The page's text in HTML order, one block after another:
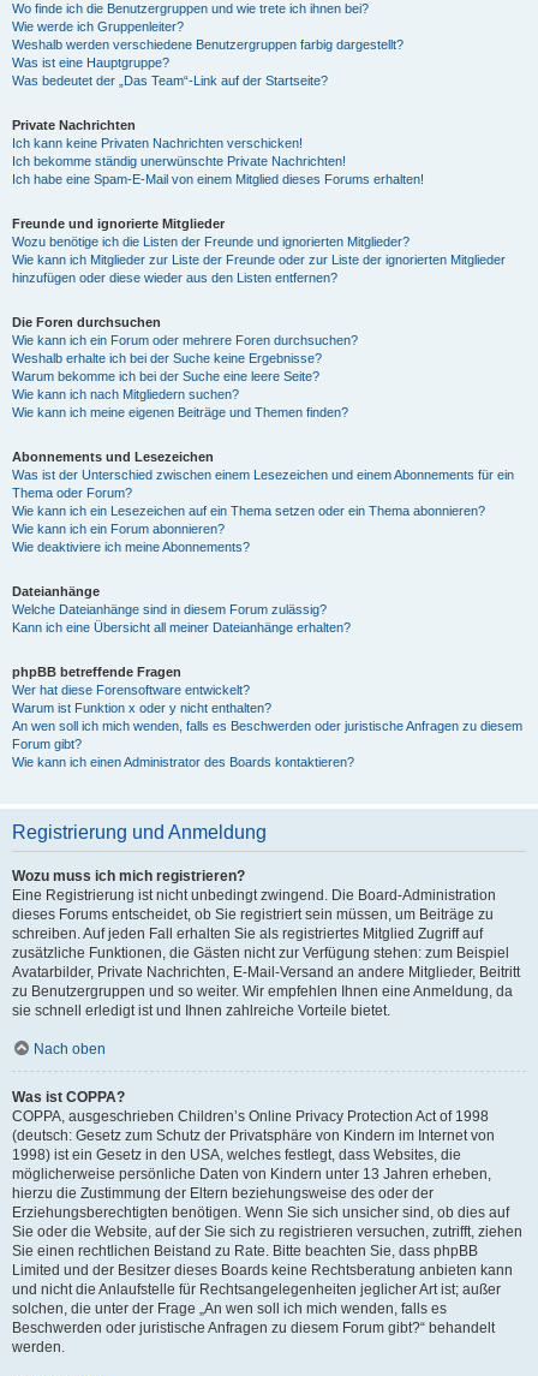
Wo finde ich die Benutzergruppen und wie trete ich ihnen bei?
Wie werde ich Gruppenleiter?
Weshalb werden verschiedene Benutzergruppen farbig dargestellt?
Was ist eine Hauptgruppe?
Was bedeutet der „Das Team“-Link auf der Startseite?
Private Nachrichten
Ich kann keine Privaten Nachrichten verschicken!
Ich bekomme ständig unerwünschte Private Nachrichten!
Ich habe eine Spam-E-Mail von einem Mitglied dieses Forums erhalten!
Freunde und ignorierte Mitglieder
Wozu benötige ich die Listen der Freunde und ignorierten Mitglieder?
Wie kann ich Mitglieder zur Liste der Freunde oder zur Liste der ignorierten Mitglieder
hinzufügen oder diese wieder aus den Listen entfernen?
Die Foren durchsuchen
Wie kann ich ein Forum oder mehrere Foren durchsuchen?
Weshalb erhalte ich bei der Suche keine Ergebnisse?
Warum bekomme ich bei der Suche eine leere Seite?
Wie kann ich nach Mitgliedern suchen?
Wie kann ich meine eigenen Beiträge und Themen finden?
Abonnements und Lesezeichen
Was ist der Unterschied zwischen einem Lesezeichen und einem Abonnements für ein
Thema oder Forum?
Wie kann ich ein Lesezeichen auf ein Thema setzen oder ein Thema abonnieren?
Wie kann ich ein Forum abonnieren?
Wie deaktiviere ich meine Abonnements?
Dateianhänge
Welche Dateianhänge sind in diesem Forum zulässig?
Kann ich eine Übersicht all meiner Dateianhänge erhalten?
phpBB betreffende Fragen
Wer hat diese Forensoftware entwickelt?
Warum ist Funktion x oder y nicht enthalten?
An wen soll ich mich wenden, falls es Beschwerden oder juristische Anfragen zu diesem
Forum gibt?
Wie kann ich einen Administrator des Boards kontaktieren?
Registrierung und Anmeldung
Wozu muss ich mich registrieren?
Eine Registrierung ist nicht unbedingt zwingend. Die Board-Administration
dieses Forums entscheidet, ob Sie registriert sein müssen, um Beiträge zu
schreiben. Auf jeden Fall erhalten Sie als registriertes Mitglied Zugriff auf
zusätzliche Funktionen, die Gästen nicht zur Verfügung stehen: zum Beispiel
Avatarbilder, Private Nachrichten, E-Mail-Versand an andere Mitglieder, Beitritt
zu Benutzergruppen und so weiter. Wir empfehlen Ihnen eine Anmeldung, da
sie schnell erledigt ist und Ihnen zahlreiche Vorteile bietet.
Nach oben
Was ist COPPA?
COPPA, ausgeschrieben Children’s Online Privacy Protection Act of 1998
(deutsch: Gesetz zum Schutz der Privatsphäre von Kindern im Internet von
1998) ist ein Gesetz in den USA, welches festlegt, dass Websites, die
möglicherweise persönliche Daten von Kindern unter 13 Jahren erheben,
hierzu die Zustimmung der Eltern beziehungsweise des oder der
Erziehungsberechtigten benötigen. Wenn Sie sich unsicher sind, ob dies auf
Sie oder die Website, auf der Sie sich zu registrieren versuchen, zutrifft, ziehen
Sie einen rechtlichen Beistand zu Rate. Bitte beachten Sie, dass phpBB
Limited und der Besitzer dieses Boards keine Rechtsberatung anbieten kann
und nicht die Anlaufstelle für Rechtsangelegenheiten jeglicher Art ist; außer
solchen, die unter der Frage „An wen soll ich mich wenden, falls es
Beschwerden oder juristische Anfragen zu diesem Forum gibt?“ behandelt
werden.